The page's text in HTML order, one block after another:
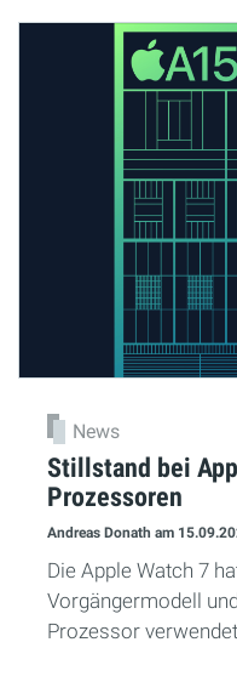
News
Stillstand bei
Prozessoren
Andreas Donath am
Die Apple Watch 7
Vorgängermodell
Prozessor